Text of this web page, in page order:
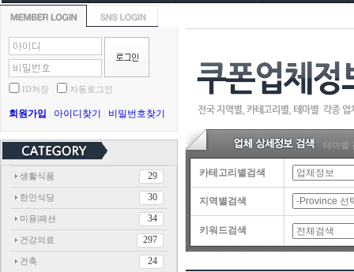
ID저장 자동로그인
회원가입 아이디찾기 비밀번호찾기
생활식품 29
한인식당 30
미용|패션 34
건강의료 297
건축 24
테마별
카테고리별검색
지역별검색
키워드검색